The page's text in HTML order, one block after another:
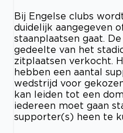
Bij Engelse clubs
duidelijk aangegeven
staanplaatsen gaat.
gedeelte van het
zitplaatsen verkocht.
hebben een aantal
wedstrijd voor
kan leiden tot een
iedereen moet gaan
supporter(s) heen te